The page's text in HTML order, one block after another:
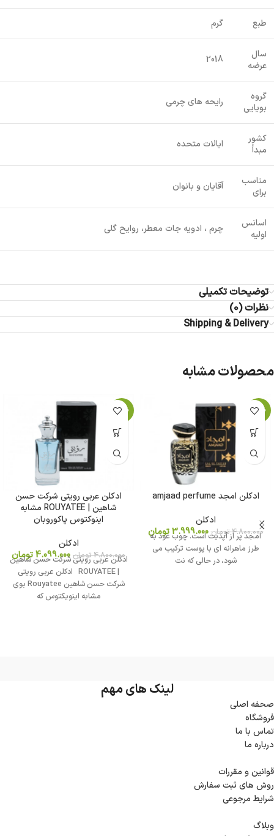
طبع گرم
سال
عرضه
2018
گروه
بویایی
رایحه های چرمی
کشور
مبدأ
ایالات متحده
مناسب
برای
آقایان و بانوان
اسانس
اولیه
چرم ، ادویه جات معطر، روایح گلی
توضیحات تکمیلی
نظرات (0)
Shipping & Delivery
محصولات مشابه
-17%
ادکلن امجد amjaad perfume
ادکلن
4.800.000تومان 3.999.000 تومان
امجد پر از آپدیت است. چوب عود به
طرز ماهرانه ای با پوست ترکیب می
شود، در حالی که نت
-15%
ادکلن عربی رویتی شرکت حسن
شاهین | ROUYATEE مشابه
اینوکتوس پاکوروبان
ادکلن
4.800.000تومان 4.099.000تومان
ادکلن عربی رویتی شرکت حسن شاهین
| ROUYATEE ادکلن عربی رویتی
شرکت حسن شاهین Rouyatee بوی
مشابه اینویکتوس که
لینک های مهم
صحفه اصلی
فروشگاه
تماس با ما
درباره ما
قوانین و مقررات
روش های ثبت سفارش
شرایط مرجوعی
وبلاگ